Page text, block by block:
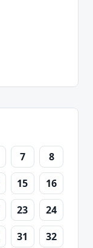
7
8
15
16
23
24
31
32